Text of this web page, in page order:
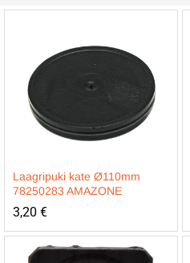
Laagripuki kate Ø110mm
78250283 AMAZONE
3,20 €